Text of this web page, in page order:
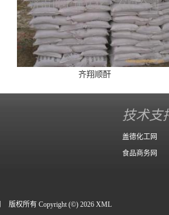
齐翔顺酐
技术支
盖德化工网
食品商务网
版权所有 Copyright (©) 2026 XML